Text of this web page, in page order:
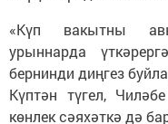
«Күп вакытны
урыннарда
бернинди диңгез
Күптән түгел,
көнлек сәяхәткә дә